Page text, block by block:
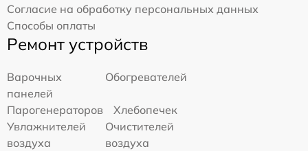
Согласие на обработку персональных данных
Способы оплаты
Ремонт устройств
Варочных
панелей
Обогревателей
Парогенераторов
Хлебопечек
Увлажнителей
воздуха
Очистителей
воздуха